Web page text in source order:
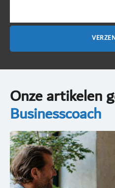
Onze artikelen
Businesscoach